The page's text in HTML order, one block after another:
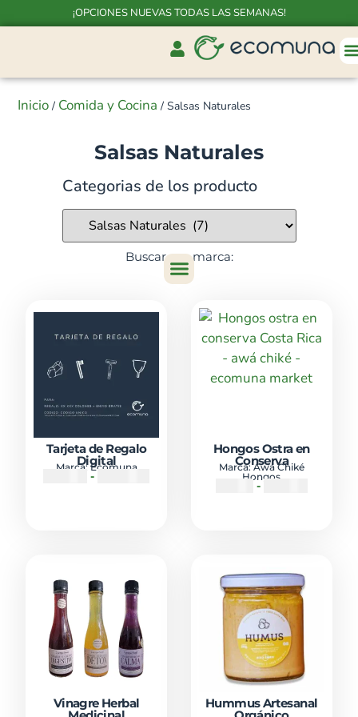
¡OPCIONES NUEVAS TODAS LAS SEMANAS!
Inicio / Comida y Cocina / Salsas Naturales
Salsas Naturales
Categorias de los producto
Buscar por marca:
Tarjeta de Regalo
Digital
Marca:Ecomuna
-
Hongos Ostra en
Conserva
Marca:Awá Chiké
Hongos
-
Vinagre Herbal Hummus Artesanal